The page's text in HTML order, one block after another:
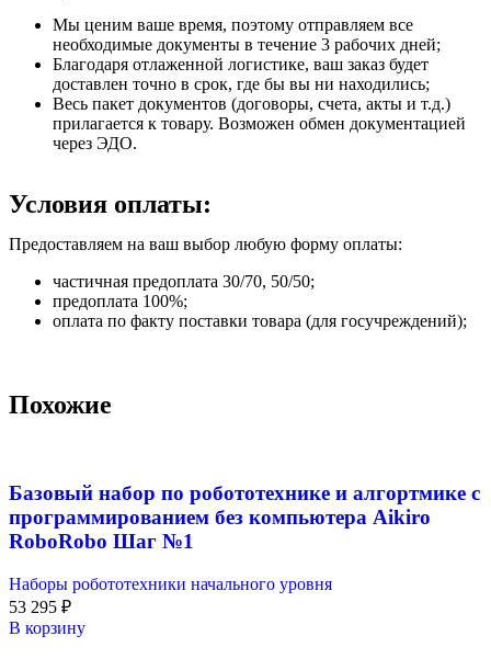
Мы ценим ваше время, поэтому отправляем все
необходимые документы в течение 3 рабочих дней;
Благодаря отлаженной логистике, ваш заказ будет
доставлен точно в срок, где бы вы ни находились;
Весь пакет документов (договоры, счета, акты и т.д.)
прилагается к товару. Возможен обмен документацией
через ЭДО.
Условия оплаты:
Предоставляем на ваш выбор любую форму оплаты:
частичная предоплата 30/70, 50/50;
предоплата 100%;
оплата по факту поставки товара (для госучреждений);
Похожие
Базовый набор по робототехнике и алгортмике с
программированием без компьютера Aikiro
RoboRobo Шаг №1
Наборы робототехники начального уровня
53 295 ₽
В корзину